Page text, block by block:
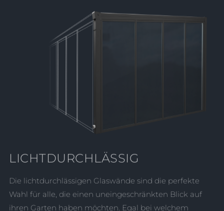
LICHTDURCHLÄSSIG
Die lichtdurchlässigen Glaswände sind die perfekte
Wahl für alle, die einen uneingeschränkten Blick auf
ihren Garten haben möchten. Egal bei welchem